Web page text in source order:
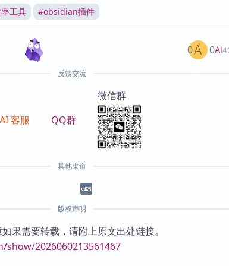
工具 #obsidian插件
AI
0 0
反馈交流
AI 客服 QQ群
微信群
其他渠道
版权声明
果需要转载，请附上原文出处链接。
show/2026060213561467